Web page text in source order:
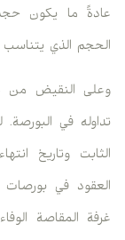
عادةً ما يكون حجم
الحجم الذي
وعلى النقيض من
تداوله في
الثابت وتاريخ
العقود في
غرفة المقاصة